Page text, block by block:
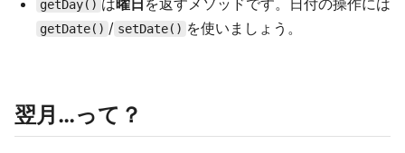
getDay() は曜日 を返すメソッドです。日付の操作には
getDate() / setDate() を使いましょう。
翌月…って？